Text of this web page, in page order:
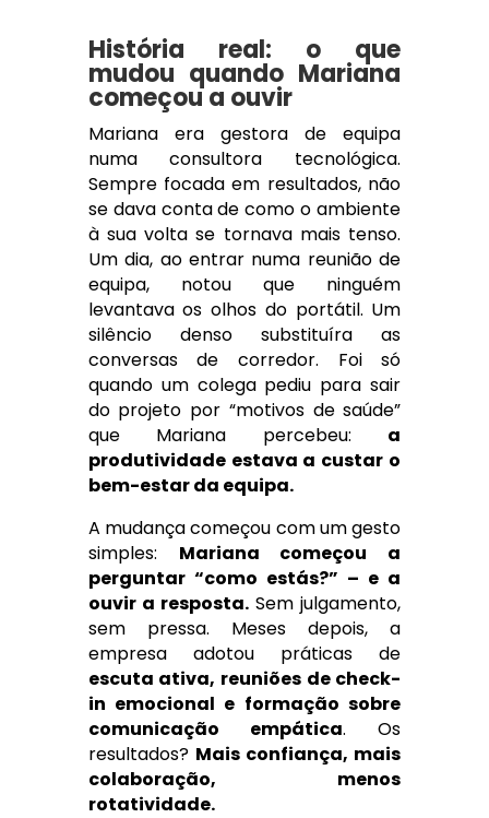
História real: o que
mudou quando Mariana
começou a ouvir
Mariana era gestora de equipa
numa consultora tecnológica.
Sempre focada em resultados, não
se dava conta de como o ambiente
à sua volta se tornava mais tenso.
Um dia, ao entrar numa reunião de
equipa, notou que ninguém
levantava os olhos do portátil. Um
silêncio denso substituíra as
conversas de corredor. Foi só
quando um colega pediu para sair
do projeto por “motivos de saúde”
que Mariana percebeu: a
produtividade estava a custar o
bem-estar da equipa.
A mudança começou com um gesto
simples: Mariana começou a
perguntar “como estás?” – e a
ouvir a resposta. Sem julgamento,
sem pressa. Meses depois, a
empresa adotou práticas de
escuta ativa, reuniões de check-
in emocional e formação sobre
comunicação empática. Os
resultados? Mais confiança, mais
colaboração, menos
rotatividade.